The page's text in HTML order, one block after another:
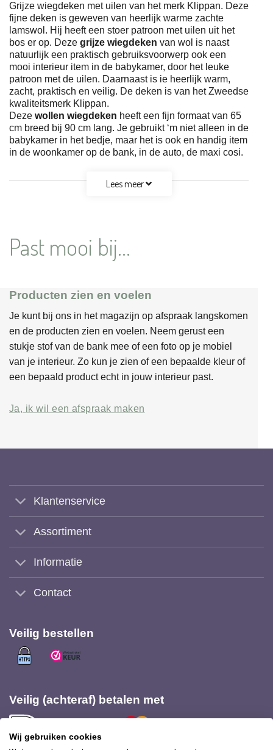
Grijze wiegdeken met uilen van het merk Klippan. Deze
fijne deken is geweven van heerlijk warme zachte
lamswol. Hij heeft een stoer patroon met uilen uit het
bos er op. Deze grijze wiegdeken van wol is naast
natuurlijk een praktisch gebruiksvoorwerp ook een
mooi interieur item in de babykamer, door het leuke
patroon met de uilen. Daarnaast is ie heerlijk warm,
zacht, praktisch en veilig. De deken is van het Zweedse
kwaliteitsmerk Klippan.
Deze wollen wiegdeken heeft een fijn formaat van 65
cm breed bij 90 cm lang. Je gebruikt ‘m niet alleen in de
babykamer in het bedje, maar het is ook en handig item
in de woonkamer op de bank, in de auto, de maxi cosi.
Lees meer
Past mooi bij...
Producten zien en voelen
Je kunt bij ons in het magazijn op afspraak langskomen
en de producten zien en voelen. Neem gerust een
stukje stof van de bank mee of een foto op je mobiel
van je interieur. Zo kun je zien of een bepaalde kleur of
een bepaald product echt in jouw interieur past.
Ja, ik wil een afspraak maken
Klantenservice
Assortiment
Informatie
Contact
Veilig bestellen
Veilig (achteraf) betalen met
Wij gebruiken cookies